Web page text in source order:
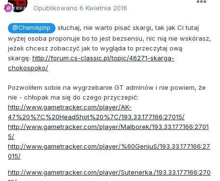
Opublikowano 6 Kwietnia 2016
@Chemikphp
słuchaj, nie warto pisać skargi, tak jak Ci tutaj
wyżej osoba proponuje bo to jest bezsensu, nic nią nie wskórasz,
jeżeli chcesz zobaczyć jak to wygląda to przeczytaj ową
skargę: http://forum.cs-classic.pl/topic/46271-skarga-
chokospoko/
Pozwoliłem sobie na wygrzebanie GT adminów i nie powiem, że
nie - chłopak ma się do czego przyczepić:
http://www.gametracker.com/player/AK-
47%20%7C%20HeadShot%20%7C/193.33.177.166:27015/
http://www.gametracker.com/player/Malborek/193.33.177.166:2701
5/
http://www.gametracker.com/player/%60GeniuS/193.33.177.166:27
015/
http://www.gametracker.com/player/Sutenerka./193.33.177.166:270